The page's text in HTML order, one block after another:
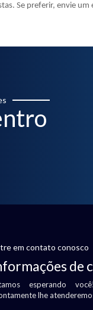
Se preferir, envie um
em contato conosco
de
esperando
lhe